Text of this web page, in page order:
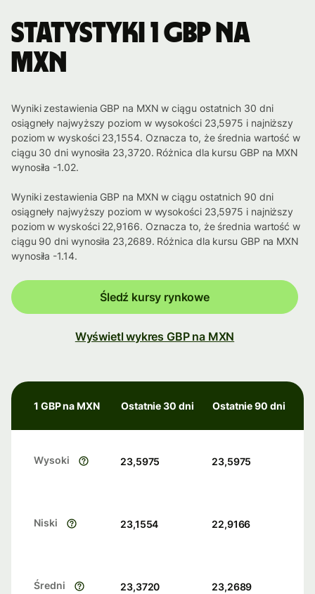
Statystyki 1 GBP na
MXN
Wyniki zestawienia GBP na MXN w ciągu ostatnich 30 dni
osiągneły najwyższy poziom w wysokości 23,5975 i najniższy
poziom w wyskości 23,1554. Oznacza to, że średnia wartość w
ciągu 30 dni wynosiła 23,3720. Różnica dla kursu GBP na MXN
wynosiła -1.02.
Wyniki zestawienia GBP na MXN w ciągu ostatnich 90 dni
osiągneły najwyższy poziom w wysokości 23,5975 i najniższy
poziom w wyskości 22,9166. Oznacza to, że średnia wartość w
ciągu 90 dni wynosiła 23,2689. Różnica dla kursu GBP na MXN
wynosiła -1.14.
Śledź kursy rynkowe
Wyświetl wykres GBP na MXN
1 GBP na MXN Ostatnie 30 dni Ostatnie 90 dni
Wysoki 23,5975 23,5975
Niski 23,1554 22,9166
Średni 23,3720 23,2689